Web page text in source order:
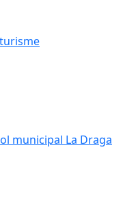
municipal La Draga